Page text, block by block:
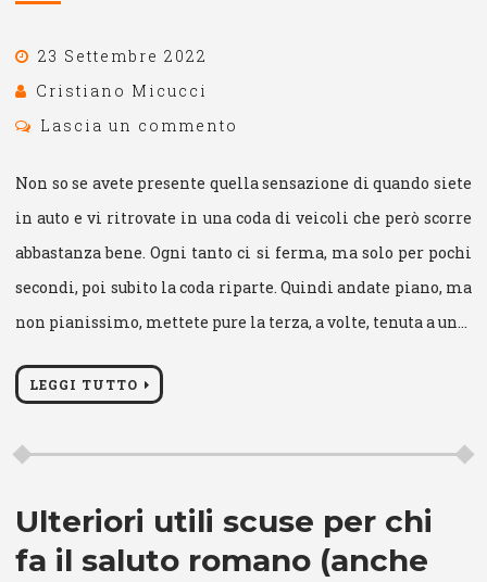
23 Settembre 2022
Cristiano Micucci
Lascia un commento
Non so se avete presente quella sensazione di quando siete
in auto e vi ritrovate in una coda di veicoli che però scorre
abbastanza bene. Ogni tanto ci si ferma, ma solo per pochi
secondi, poi subito la coda riparte. Quindi andate piano, ma
non pianissimo, mettete pure la terza, a volte, tenuta a un…
LEGGI TUTTO
Ulteriori utili scuse per chi
fa il saluto romano (anche